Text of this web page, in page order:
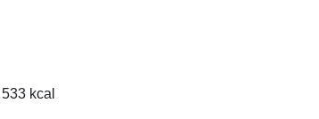
kcal